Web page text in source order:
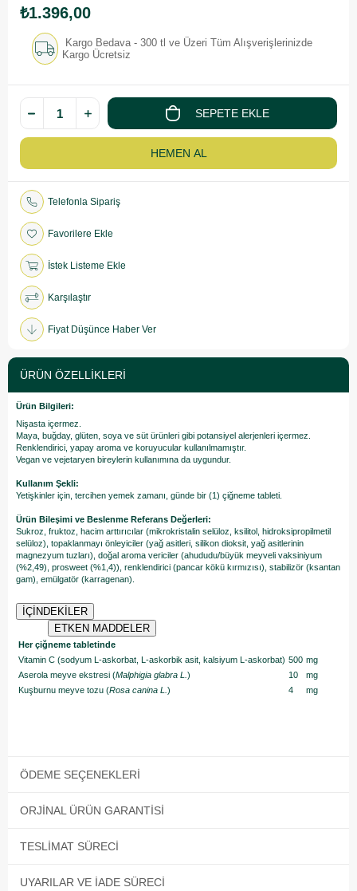
₺1.396,00
Kargo Bedava - 300 tl ve Üzeri Tüm Alışverişlerinizde
Kargo Ücretsiz
Telefonla Sipariş
Favorilere Ekle
İstek Listeme Ekle
Karşılaştır
Fiyat Düşünce Haber Ver
ÜRÜN ÖZELLIKLERI
Ürün Bilgileri:
Nişasta içermez.
Maya, buğday, glüten, soya ve süt ürünleri gibi potansiyel alerjenleri içermez.
Renklendirici, yapay aroma ve koruyucular kullanılmamıştır.
Vegan ve vejetaryen bireylerin kullanımına da uygundur.
Kullanım Şekli:
Yetişkinler için, tercihen yemek zamanı, günde bir (1) çiğneme tableti.
Ürün Bileşimi ve Beslenme Referans Değerleri:
Sukroz, fruktoz, hacim arttırıcılar (mikrokristalin selüloz, ksilitol, hidroksipropilmetil
selüloz), topaklanmayı önleyiciler (yağ asitleri, silikon dioksit, yağ asitlerinin
magnezyum tuzları), doğal aroma vericiler (ahududu/büyük meyveli vaksiniyum
(%2,49), prosweet (%1,4)), renklendirici (pancar kökü kırmızısı), stabilizör (ksantan
gam), emülgatör (karragenan).
İÇİNDEKİLER
ETKEN MADDELER
Her çiğneme tabletinde
Vitamin C (sodyum L-askorbat, L-askorbik asit, kalsiyum L-askorbat) 500 mg
Aserola meyve ekstresi (Malphigia glabra L. ) 10
mg
Kuşburnu meyve tozu (Rosa canina L. ) 4 mg
ÖDEME SEÇENEKLERI
ORJINAL ÜRÜN GARANTISI
TESLIMAT SÜRECI
UYARILAR VE İADE SÜRECI